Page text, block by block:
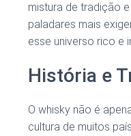
mistura de tradição
paladares mais
esse universo rico e
História e
O whisky não é
cultura de muitos